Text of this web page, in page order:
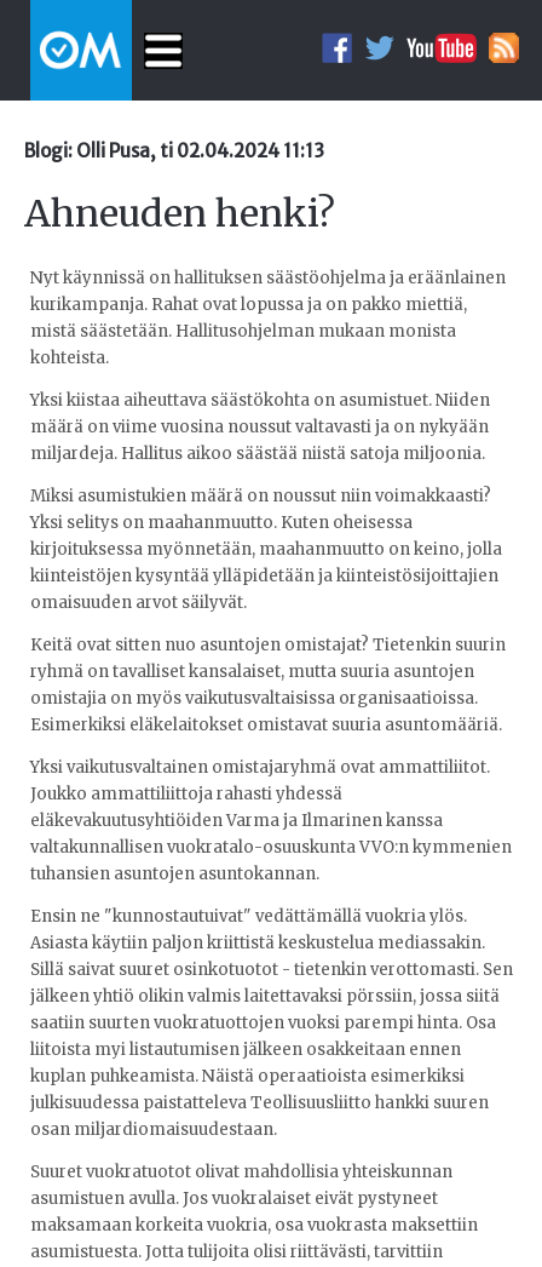
Blogi: Olli Pusa, ti 02.04.2024 11:13
Ahneuden henki?
Nyt käynnissä on hallituksen säästöohjelma ja eräänlainen
kurikampanja. Rahat ovat lopussa ja on pakko miettiä,
mistä säästetään. Hallitusohjelman mukaan monista
kohteista.
Yksi kiistaa aiheuttava säästökohta on asumistuet. Niiden
määrä on viime vuosina noussut valtavasti ja on nykyään
miljardeja. Hallitus aikoo säästää niistä satoja miljoonia.
Miksi asumistukien määrä on noussut niin voimakkaasti?
Yksi selitys on maahanmuutto. Kuten oheisessa
kirjoituksessa myönnetään, maahanmuutto on keino, jolla
kiinteistöjen kysyntää ylläpidetään ja kiinteistösijoittajien
omaisuuden arvot säilyvät.
Keitä ovat sitten nuo asuntojen omistajat? Tietenkin suurin
ryhmä on tavalliset kansalaiset, mutta suuria asuntojen
omistajia on myös vaikutusvaltaisissa organisaatioissa.
Esimerkiksi eläkelaitokset omistavat suuria asuntomääriä.
Yksi vaikutusvaltainen omistajaryhmä ovat ammattiliitot.
Joukko ammattiliittoja rahasti yhdessä
eläkevakuutusyhtiöiden Varma ja Ilmarinen kanssa
valtakunnallisen vuokratalo-osuuskunta VVO:n kymmenien
tuhansien asuntojen asuntokannan.
Ensin ne "kunnostautuivat" vedättämällä vuokria ylös.
Asiasta käytiin paljon kriittistä keskustelua mediassakin.
Sillä saivat suuret osinkotuotot - tietenkin verottomasti. Sen
jälkeen yhtiö olikin valmis laitettavaksi pörssiin, jossa siitä
saatiin suurten vuokratuottojen vuoksi parempi hinta. Osa
liitoista myi listautumisen jälkeen osakkeitaan ennen
kuplan puhkeamista. Näistä operaatioista esimerkiksi
julkisuudessa paistatteleva Teollisuusliitto hankki suuren
osan miljardiomaisuudestaan.
Suuret vuokratuotot olivat mahdollisia yhteiskunnan
asumistuen avulla. Jos vuokralaiset eivät pystyneet
maksamaan korkeita vuokria, osa vuokrasta maksettiin
asumistuesta. Jotta tulijoita olisi riittävästi, tarvittiin